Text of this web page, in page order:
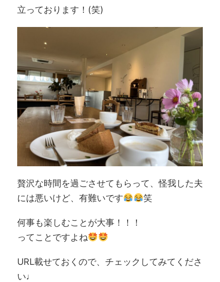
立っております！(笑)
贅沢な時間を過ごさせてもらって、怪我した夫
には悪いけど、有難いです
笑
何事も楽しむことが大事！！！
ってことですよね
URL載せておくので、チェックしてみてくださ
い♩